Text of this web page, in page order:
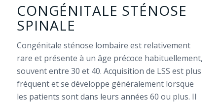
CONGÉNITALE STÉNOSE
SPINALE
Congénitale sténose lombaire est relativement
rare et présente à un âge précoce habituellement,
souvent entre 30 et 40. Acquisition de LSS est plus
fréquent et se développe généralement lorsque
les patients sont dans leurs années 60 ou plus. Il